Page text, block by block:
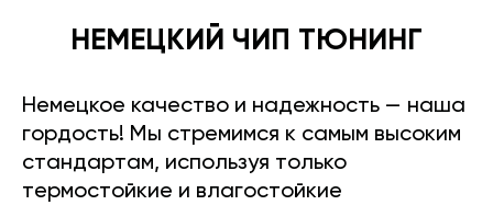
НЕМЕЦКИЙ ЧИП ТЮНИНГ
Немецкое качество и надежность — наша
гордость! Мы стремимся к самым высоким
стандартам, используя только
термостойкие и влагостойкие